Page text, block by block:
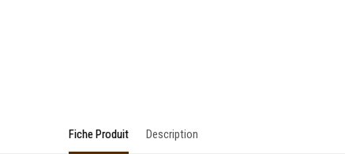
Fiche Produit Description